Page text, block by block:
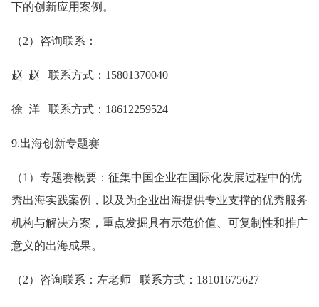
下的创新应用案例。
（2）咨询联系：
赵 赵 联系方式：15801370040
徐 洋 联系方式：18612259524
9.出海创新专题赛
（1）专题赛概要：征集中国企业在国际化发展过程中的优
秀出海实践案例，以及为企业出海提供专业支撑的优秀服务
机构与解决方案，重点发掘具有示范价值、可复制性和推广
意义的出海成果。
（2）咨询联系：左老师 联系方式：18101675627